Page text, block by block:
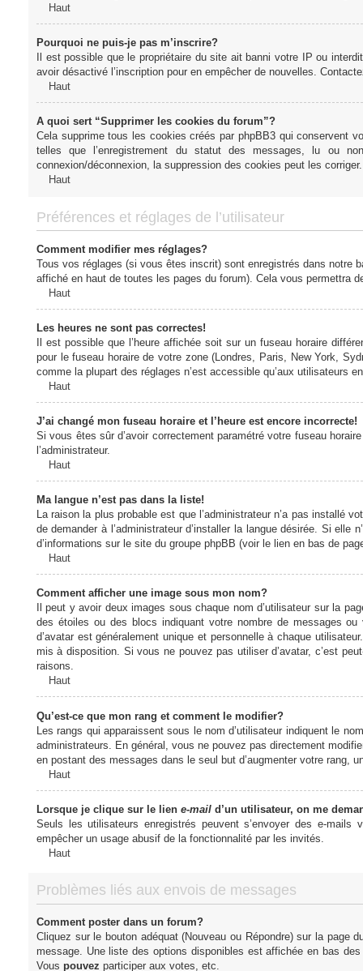
Haut
Pourquoi ne puis-je pas m’inscrire?
Il est possible que le propriétaire du site ait banni votre IP ou
avoir désactivé l’inscription pour en empêcher de nouvelles.
Haut
A quoi sert “Supprimer les cookies du forum”?
Cela supprime tous les cookies créés par phpBB3 qui conservent
telles que l’enregistrement du statut des messages, lu ou
connexion/déconnexion, la suppression des cookies peut les corriger.
Haut
Préférences et réglages de l’utilisateur
Comment modifier mes réglages?
Tous vos réglages (si vous êtes inscrit) sont enregistrés dans notre
affiché en haut de toutes les pages du forum). Cela vous permettra
Haut
Les heures ne sont pas correctes!
Il est possible que l’heure affichée soit sur un fuseau horaire
pour le fuseau horaire de votre zone (Londres, Paris, New York,
comme la plupart des réglages n’est accessible qu’aux utilisateurs
Haut
J’ai changé mon fuseau horaire et l’heure est encore incorrecte!
Si vous êtes sûr d’avoir correctement paramétré votre fuseau
l’administrateur.
Haut
Ma langue n’est pas dans la liste!
La raison la plus probable est que l’administrateur n’a pas installé
de demander à l’administrateur d’installer la langue désirée. Si
d’informations sur le site du groupe phpBB (voir le lien en bas de
Haut
Comment afficher une image sous mon nom?
Il peut y avoir deux images sous chaque nom d’utilisateur sur la
des étoiles ou des blocs indiquant votre nombre de messages
d’avatar est généralement unique et personnelle à chaque
mis à disposition. Si vous ne pouvez pas utiliser d’avatar, c’est
raisons.
Haut
Qu’est-ce que mon rang et comment le modifier?
Les rangs qui apparaissent sous le nom d’utilisateur indiquent le
administrateurs. En général, vous ne pouvez pas directement
en postant des messages dans le seul but d’augmenter votre rang,
Haut
Lorsque je clique sur le lien e-maild’un utilisateur, on me
Seuls les utilisateurs enregistrés peuvent s’envoyer des e-
empêcher un usage abusif de la fonctionnalité par les invités.
Haut
Problèmes liés aux envois de messages
Comment poster dans un forum?
Cliquez sur le bouton adéquat (Nouveau ou Répondre) sur la page
message. Une liste des options disponibles est affichée en bas
Vous pouvez participer aux votes, etc.